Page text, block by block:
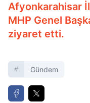
Afyonkarahisar
MHP Genel
ziyaret etti.
Gündem